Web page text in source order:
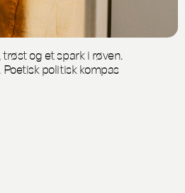
og et spark i røven.
politisk kompas